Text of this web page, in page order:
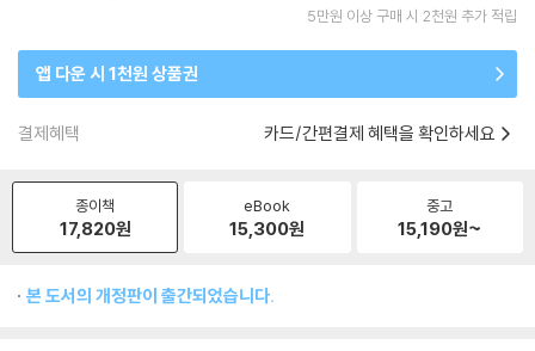
5만원 이상 구매 시 2천원 추가 적립
앱 다운 시 1천원 상품권
결제혜택 카드/간편결제 혜택을 확인하세요
종이책
17,820원
eBook
15,300원
중고
15,190원~
본 도서의 개정판이 출간되었습니다.